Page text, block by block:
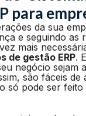
para
da sua
e seguindo as
mais
de gestão ERP.
negócio sejam
são fáceis de
só pode ser